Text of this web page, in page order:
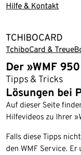
Hilfe & Kontakt
TCHIBOCARD
TchiboCard &
Der »WMF
Tipps & Tricks
Lösungen bei
Auf dieser Seite
Hilfevideos zu Ihrer
Falls diese Tipps
den WMF Service.